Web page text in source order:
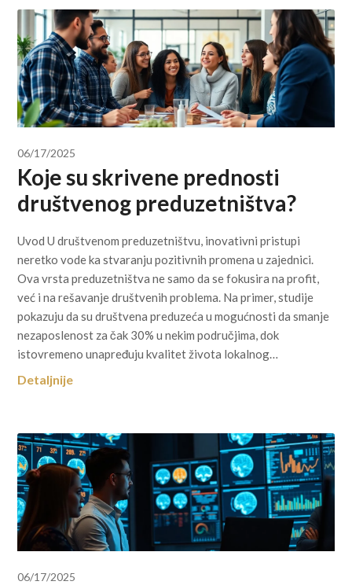
06/17/2025
Koje su skrivene prednosti
društvenog preduzetništva?
Uvod U društvenom preduzetništvu, inovativni pristupi
neretko vode ka stvaranju pozitivnih promena u zajednici.
Ova vrsta preduzetništva ne samo da se fokusira na profit,
već i na rešavanje društvenih problema. Na primer, studije
pokazuju da su društvena preduzeća u mogućnosti da smanje
nezaposlenost za čak 30% u nekim područjima, dok
istovremeno unapređuju kvalitet života lokalnog…
Detaljnije
06/17/2025